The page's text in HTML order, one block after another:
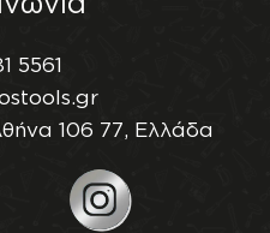
5561
106 77, Ελλάδα